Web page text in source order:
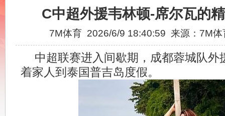
C中超外援韦林顿-席尔瓦的
7M体育 2026/6/9 18:40:59 来源：7M
中超联赛进入间歇期，成都蓉城队外
着家人到泰国普吉岛度假。